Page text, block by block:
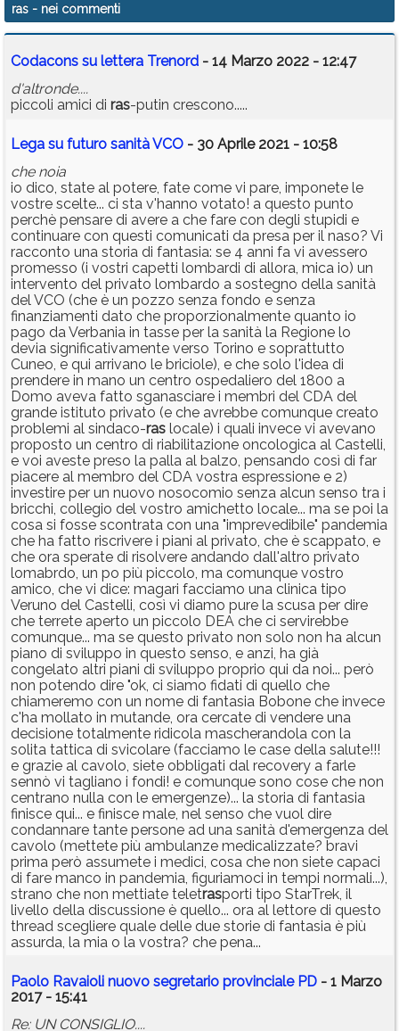
ras - nei commenti
Codacons su lettera Trenord - 14 Marzo 2022 - 12:47
d'altronde....
piccoli amici di ras-putin crescono.....
Lega su futuro sanità VCO - 30 Aprile 2021 - 10:58
che noia
io dico, state al potere, fate come vi pare, imponete le
vostre scelte... ci sta v'hanno votato! a questo punto
perchè pensare di avere a che fare con degli stupidi e
continuare con questi comunicati da presa per il naso? Vi
racconto una storia di fantasia: se 4 anni fa vi avessero
promesso (i vostri capetti lombardi di allora, mica io) un
intervento del privato lombardo a sostegno della sanità
del VCO (che è un pozzo senza fondo e senza
finanziamenti dato che proporzionalmente quanto io
pago da Verbania in tasse per la sanità la Regione lo
devia significativamente verso Torino e soprattutto
Cuneo, e qui arrivano le briciole), e che solo l'idea di
prendere in mano un centro ospedaliero del 1800 a
Domo aveva fatto sganasciare i membri del CDA del
grande istituto privato (e che avrebbe comunque creato
problemi al sindaco-ras locale) i quali invece vi avevano
proposto un centro di riabilitazione oncologica al Castelli,
e voi aveste preso la palla al balzo, pensando così di far
piacere al membro del CDA vostra espressione e 2)
investire per un nuovo nosocomio senza alcun senso tra i
bricchi, collegio del vostro amichetto locale... ma se poi la
cosa si fosse scontrata con una "imprevedibile" pandemia
che ha fatto riscrivere i piani al privato, che è scappato, e
che ora sperate di risolvere andando dall'altro privato
lomabrdo, un po più piccolo, ma comunque vostro
amico, che vi dice: magari facciamo una clinica tipo
Veruno del Castelli, così vi diamo pure la scusa per dire
che terrete aperto un piccolo DEA che ci servirebbe
comunque... ma se questo privato non solo non ha alcun
piano di sviluppo in questo senso, e anzi, ha già
congelato altri piani di sviluppo proprio qui da noi... però
non potendo dire "ok, ci siamo fidati di quello che
chiameremo con un nome di fantasia Bobone che invece
c'ha mollato in mutande, ora cercate di vendere una
decisione totalmente ridicola mascherandola con la
solita tattica di svicolare (facciamo le case della salute!!!
e grazie al cavolo, siete obbligati dal recovery a farle
sennò vi tagliano i fondi! e comunque sono cose che non
centrano nulla con le emergenze)... la storia di fantasia
finisce qui... e finisce male, nel senso che vuol dire
condannare tante persone ad una sanità d'emergenza del
cavolo (mettete più ambulanze medicalizzate? bravi
prima però assumete i medici, cosa che non siete capaci
di fare manco in pandemia, figuriamoci in tempi normali...),
strano che non mettiate teletrasporti tipo StarTrek, il
livello della discussione è quello... ora al lettore di questo
thread scegliere quale delle due storie di fantasia è più
assurda, la mia o la vostra? che pena...
Paolo Ravaioli nuovo segretario provinciale PD - 1 Marzo
2017 - 15:41
Re: UN CONSIGLIO....